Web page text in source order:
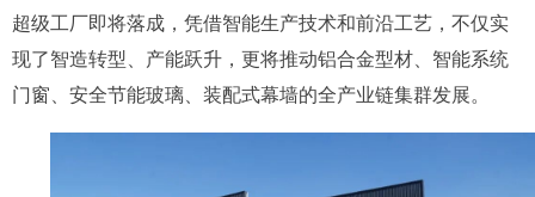
超级工厂即将落成，凭借智能生产技术和前沿工艺，不仅实
现了智造转型、产能跃升，更将推动铝合金型材、智能系统
门窗、安全节能玻璃、装配式幕墙的全产业链集群发展。